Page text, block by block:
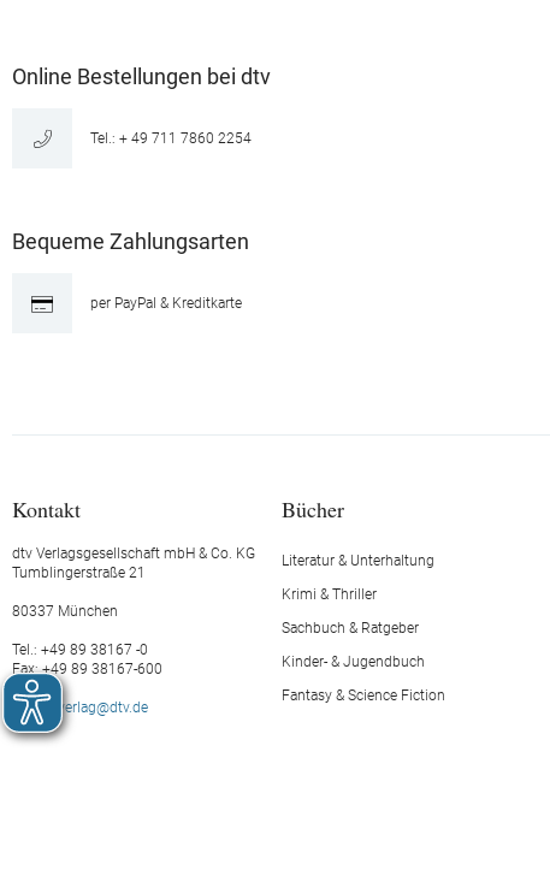
Online Bestellungen bei dtv
Tel.: + 49 711 7860 2254
Bequeme Zahlungsarten
per PayPal & Kreditkarte
Kontakt
dtv Verlagsgesellschaft mbH & Co. KG
Tumblingerstraße 21
80337 München
Tel.: +49 89 38167 -0
Fax: +49 89 38167-600
E-Mail: verlag@dtv.de
Bücher
Literatur & Unterhaltung
Krimi & Thriller
Sachbuch & Ratgeber
Kinder- & Jugendbuch
Fantasy & Science Fiction